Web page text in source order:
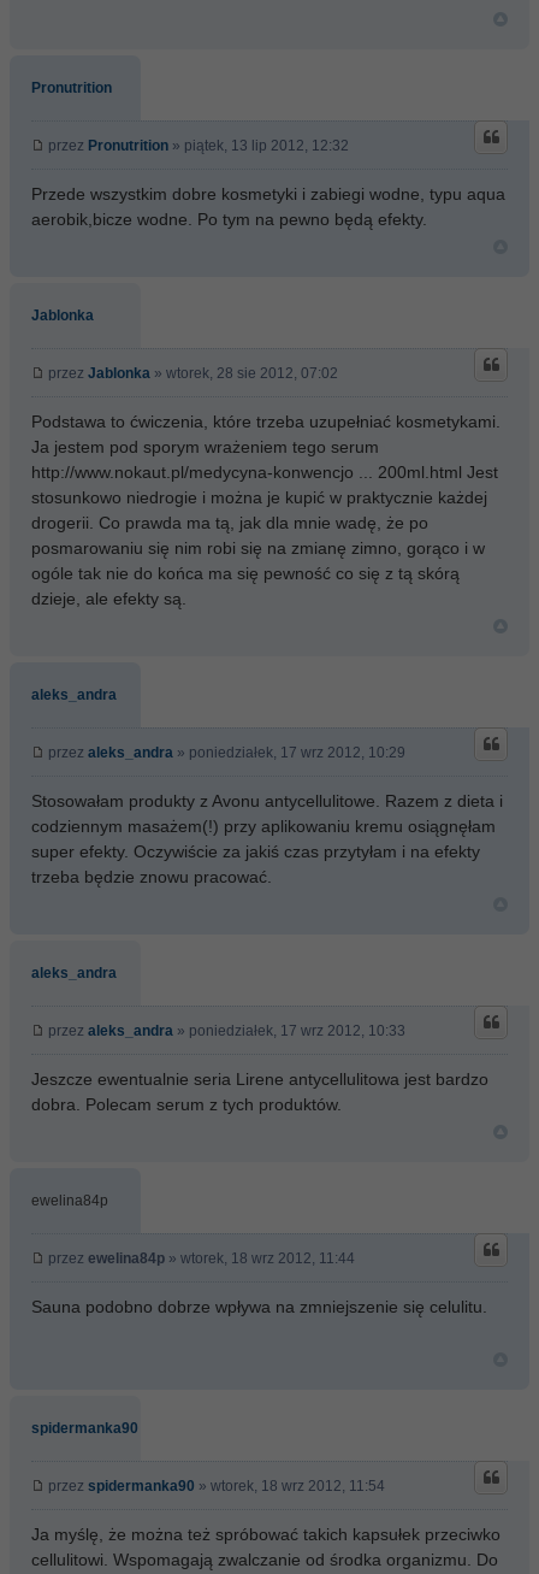
Pronutrition
przez Pronutrition » piątek, 13 lip 2012, 12:32
Przede wszystkim dobre kosmetyki i zabiegi wodne, typu aqua
aerobik,bicze wodne. Po tym na pewno będą efekty.
Jablonka
przez Jablonka » wtorek, 28 sie 2012, 07:02
Podstawa to ćwiczenia, które trzeba uzupełniać kosmetykami.
Ja jestem pod sporym wrażeniem tego serum
http://www.nokaut.pl/medycyna-konwencjo ... 200ml.html Jest
stosunkowo niedrogie i można je kupić w praktycznie każdej
drogerii. Co prawda ma tą, jak dla mnie wadę, że po
posmarowaniu się nim robi się na zmianę zimno, gorąco i w
ogóle tak nie do końca ma się pewność co się z tą skórą
dzieje, ale efekty są.
aleks_andra
przez aleks_andra » poniedziałek, 17 wrz 2012, 10:29
Stosowałam produkty z Avonu antycellulitowe. Razem z dieta i
codziennym masażem(!) przy aplikowaniu kremu osiągnęłam
super efekty. Oczywiście za jakiś czas przytyłam i na efekty
trzeba będzie znowu pracować.
aleks_andra
przez aleks_andra » poniedziałek, 17 wrz 2012, 10:33
Jeszcze ewentualnie seria Lirene antycellulitowa jest bardzo
dobra. Polecam serum z tych produktów.
ewelina84p
przez ewelina84p » wtorek, 18 wrz 2012, 11:44
Sauna podobno dobrze wpływa na zmniejszenie się celulitu.
spidermanka90
przez spidermanka90 » wtorek, 18 wrz 2012, 11:54
Ja myślę, że można też spróbować takich kapsułek przeciwko
cellulitowi. Wspomagają zwalczanie od środka organizmu. Do